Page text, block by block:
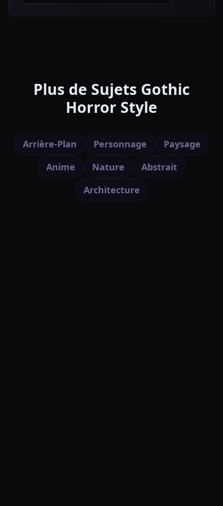
Plus de Sujets Gothic
Horror Style
Arrière-Plan Personnage
Paysage
Anime
Nature
Abstrait
Architecture